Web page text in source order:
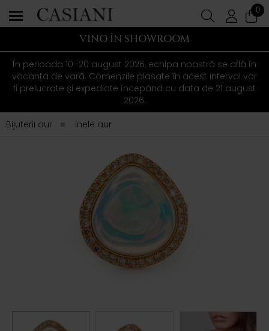
0
VINO ÎN SHOWROOM
În perioada 10–20 august 2026, echipa noastră se află în
vacanța de vară. Comenzile plasate în acest interval vor
fi prelucrate și expediate începând cu data de 21 august
2026.
Bijuterii aur
Inele aur